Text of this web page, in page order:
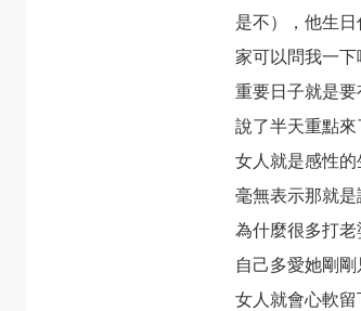
是不），他生
家可以問我一下
重要日子就是
說了半天重點
女人就是感性
毫無表示那就
為什麼很多打
自己多愛她剛
女人就會心軟留